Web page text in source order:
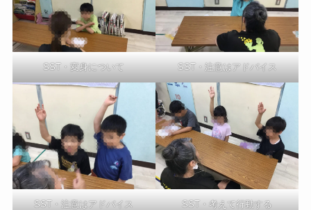
SST・変身について SST・注意はアドバイス
SST・注意はアドバイス SST・考えて行動する